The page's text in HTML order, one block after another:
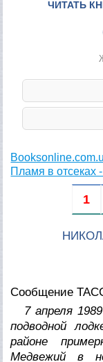
ЧИТАТЬ
Пламя в отсеках
1
Сообщение
7 апреля
подводной
районе
Медвежий в